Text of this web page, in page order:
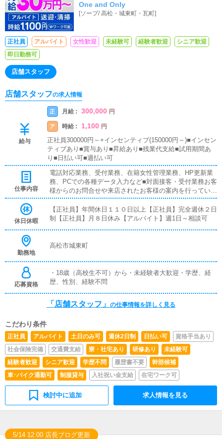
One and Only
[ソープ/高松・城東町・瓦町]
正社員 アルバイト 女性歓迎 未経験可 経験者歓迎
シニア歓迎
即日勤務可
店舗スタッフ
店舗スタッフの求人情報
給与
正 月給 : 300,000 円
ア 時給 : 1,100 円
正社員300000円～+インセンティブ(150000円～)■インセン
ティブあり■賞与あり■昇給あり■残業代支給■試用期間あ
り■日払い可■週払い可
仕事内容
電話対応業務、受付業務、在籍女性管理業務、HP更新業
務、PCでの各種データ入力など■対面接客・受付業務お客
様からのお問合せや来店されたお客様の案内を行っていた
だきます。予約の確認や、会計作業、注意事項の喚起など
をお願いします。簡単なマニュアルや、先輩スタッフに付
いて業務内容を見ながら徐々に覚えていただきますので、
【新規のお客様の増加】【お客様のリピート率の向上】
施策の提案を行っていただきます。■キャスト管理お店で
働いていただいているキャストの方が稼げるようにインタ
ーネットを使ったPR（写メ日記）などの使い方などのア
ただきます。キャストの出勤情報やイベント、更新となり
ます。■清掃・備品管理お客様やキャストの方に快適にお
過ごしいただくため、店内の清掃や備品の管理・補充を行
っていただきます。
休日休暇
【正社員】年間休日１１０日以上【正社員】完全週休２日
制【正社員】月８日休み【アルバイト】週1日～相談可
勤務地
高松市城東町
応募資格
・18歳（高校生不可）から・未経験者大歓迎・学歴、経
歴、性別、経験不問
「店舗スタッフ」 の仕事情報を詳しく見る
こだわり条件
正社員 アルバイト 土日のみ可 週休2日制 日払い可
資格手当あり
社会保険完備
交通費支給 寮・社宅あり 研修あり
未経験可
経験者歓迎
シニア歓迎 学歴不問 履歴書不要
幹部候補
車･バイク通勤可
制服貸与 入社祝い金支給 在宅ワーク可
検討中に追加 求人情報を見る
5/14 12:00 店長ブログ更新